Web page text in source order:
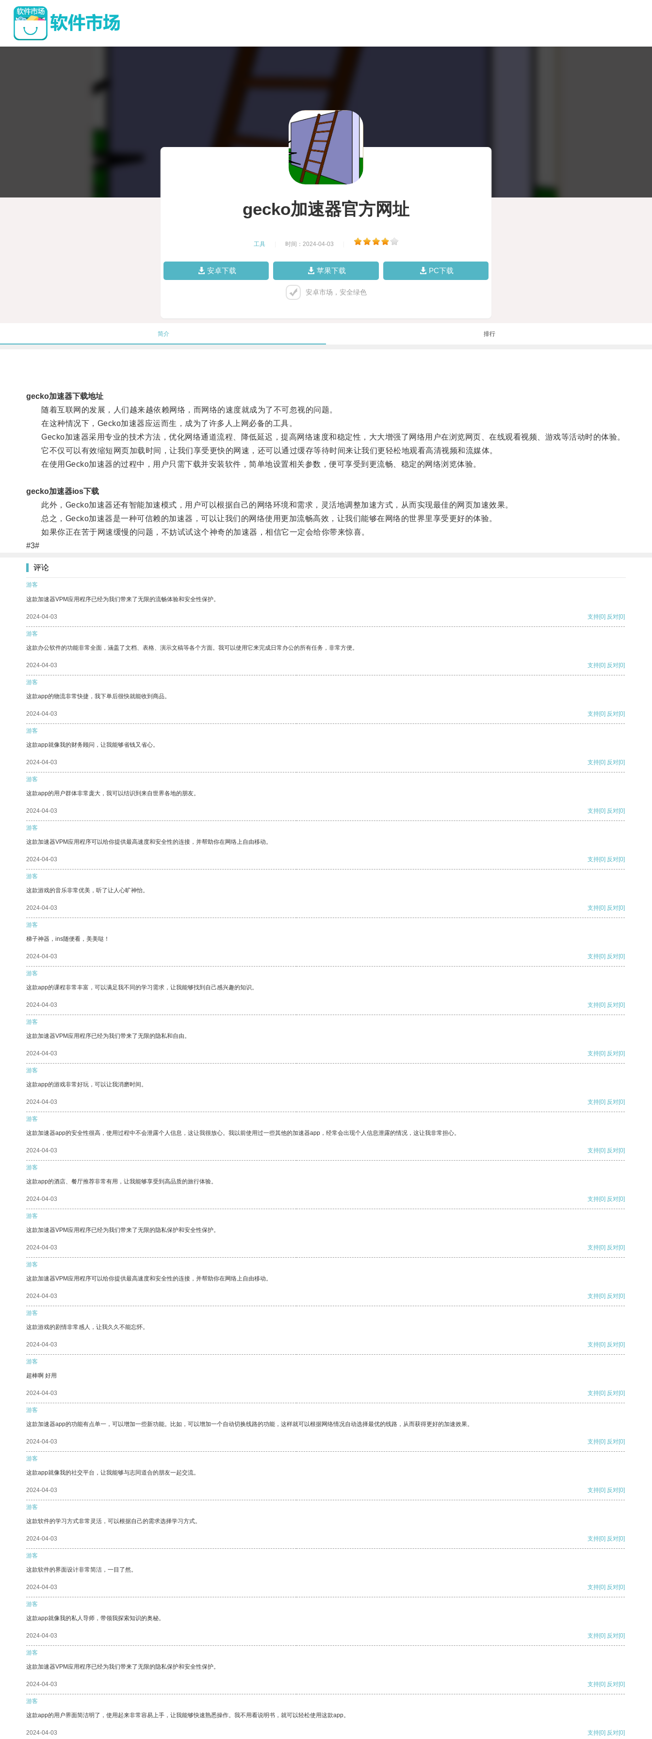
gecko加速器官方网址
工具 时间：2024-04-03
安卓下载 苹果下载 PC下载
安卓市场，安全绿色
简介 排行
gecko加速器下载地址
随着互联网的发展，人们越来越依赖网络，而网络的速度就成为了不可忽视的问题。
在这种情况下，Gecko加速器应运而生，成为了许多人上网必备的工具。
Gecko加速器采用专业的技术方法，优化网络通道流程、降低延迟，提高网络速度和稳定性，大大增强了网络用户在浏览网页、在线观看视频、游戏等活动时的体验。
它不仅可以有效缩短网页加载时间，让我们享受更快的网速，还可以通过缓存等待时间来让我们更轻松地观看高清视频和流媒体。
在使用Gecko加速器的过程中，用户只需下载并安装软件，简单地设置相关参数，便可享受到更流畅、稳定的网络浏览体验。
gecko加速器ios下载
此外，Gecko加速器还有智能加速模式，用户可以根据自己的网络环境和需求，灵活地调整加速方式，从而实现最佳的网页加速效果。
总之，Gecko加速器是一种可信赖的加速器，可以让我们的网络使用更加流畅高效，让我们能够在网络的世界里享受更好的体验。
如果你正在苦于网速缓慢的问题，不妨试试这个神奇的加速器，相信它一定会给你带来惊喜。
#3#
评论
游客
这款加速器VPM应用程序已经为我们带来了无限的流畅体验和安全性保护。
2024-04-03 支持[0] 反对[0]
游客
这款办公软件的功能非常全面，涵盖了文档、表格、演示文稿等各个方面。我可以使用它来完成日常办公的所有任务，非常方便。
2024-04-03 支持[0] 反对[0]
游客
这款app的物流非常快捷，我下单后很快就能收到商品。
2024-04-03 支持[0] 反对[0]
游客
这款app就像我的财务顾问，让我能够省钱又省心。
2024-04-03 支持[0] 反对[0]
游客
这款app的用户群体非常庞大，我可以结识到来自世界各地的朋友。
2024-04-03 支持[0] 反对[0]
游客
这款加速器VPM应用程序可以给你提供最高速度和安全性的连接，并帮助你在网络上自由移动。
2024-04-03 支持[0] 反对[0]
游客
这款游戏的音乐非常优美，听了让人心旷神怡。
2024-04-03 支持[0] 反对[0]
游客
梯子神器，ins随便看，美美哒！
2024-04-03 支持[0] 反对[0]
游客
这款app的课程非常丰富，可以满足我不同的学习需求，让我能够找到自己感兴趣的知识。
2024-04-03 支持[0] 反对[0]
游客
这款加速器VPM应用程序已经为我们带来了无限的隐私和自由。
2024-04-03 支持[0] 反对[0]
游客
这款app的游戏非常好玩，可以让我消磨时间。
2024-04-03 支持[0] 反对[0]
游客
这款加速器app的安全性很高，使用过程中不会泄露个人信息，这让我很放心。我以前使用过一些其他的加速器app，经常会出现个人信息泄露的情况，这让我非常担心。
2024-04-03 支持[0] 反对[0]
游客
这款app的酒店、餐厅推荐非常有用，让我能够享受到高品质的旅行体验。
2024-04-03 支持[0] 反对[0]
游客
这款加速器VPM应用程序已经为我们带来了无限的隐私保护和安全性保护。
2024-04-03 支持[0] 反对[0]
游客
这款加速器VPM应用程序可以给你提供最高速度和安全性的连接，并帮助你在网络上自由移动。
2024-04-03 支持[0] 反对[0]
游客
这款游戏的剧情非常感人，让我久久不能忘怀。
2024-04-03 支持[0] 反对[0]
游客
超棒啊 好用
2024-04-03 支持[0] 反对[0]
游客
这款加速器app的功能有点单一，可以增加一些新功能。比如，可以增加一个自动切换线路的功能，这样就可以根据网络情况自动选择最优的线路，从而获得更好的加速效果。
2024-04-03 支持[0] 反对[0]
游客
这款app就像我的社交平台，让我能够与志同道合的朋友一起交流。
2024-04-03 支持[0] 反对[0]
游客
这款软件的学习方式非常灵活，可以根据自己的需求选择学习方式。
2024-04-03 支持[0] 反对[0]
游客
这款软件的界面设计非常简洁，一目了然。
2024-04-03 支持[0] 反对[0]
游客
这款app就像我的私人导师，带领我探索知识的奥秘。
2024-04-03 支持[0] 反对[0]
游客
这款加速器VPM应用程序已经为我们带来了无限的隐私保护和安全性保护。
2024-04-03 支持[0] 反对[0]
游客
这款app的用户界面简洁明了，使用起来非常容易上手，让我能够快速熟悉操作。我不用看说明书，就可以轻松使用这款app。
2024-04-03 支持[0] 反对[0]